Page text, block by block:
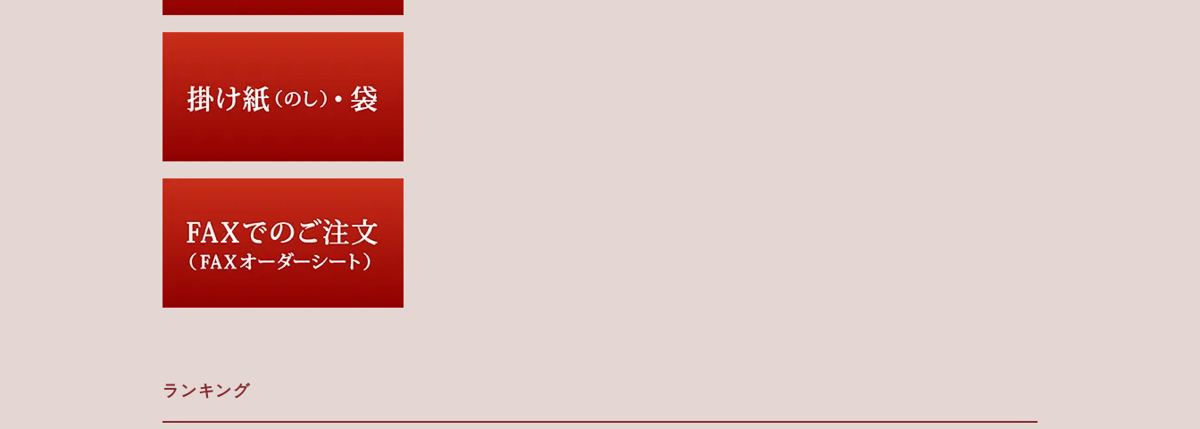
ランキング